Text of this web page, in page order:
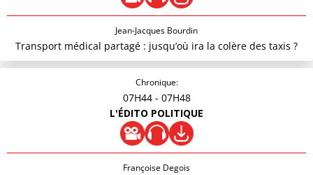
Jean-Jacques Bourdin
Transport médical partagé : jusqu’où ira la colère des taxis ?
Chronique:
07H44 - 07H48
L'ÉDITO POLITIQUE
Françoise Degois